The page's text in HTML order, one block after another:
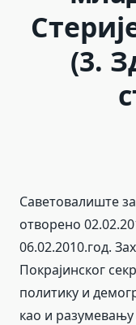
(3.
Саветовалиште
отворено
06.02.2010.год.
Покрајинског
политику и
као и